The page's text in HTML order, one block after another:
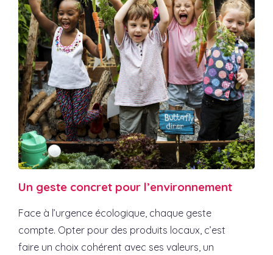
Un geste concret pour l’environnement
Face à l’urgence écologique, chaque geste
compte. Opter pour des produits locaux, c’est
faire un choix cohérent avec ses valeurs, un